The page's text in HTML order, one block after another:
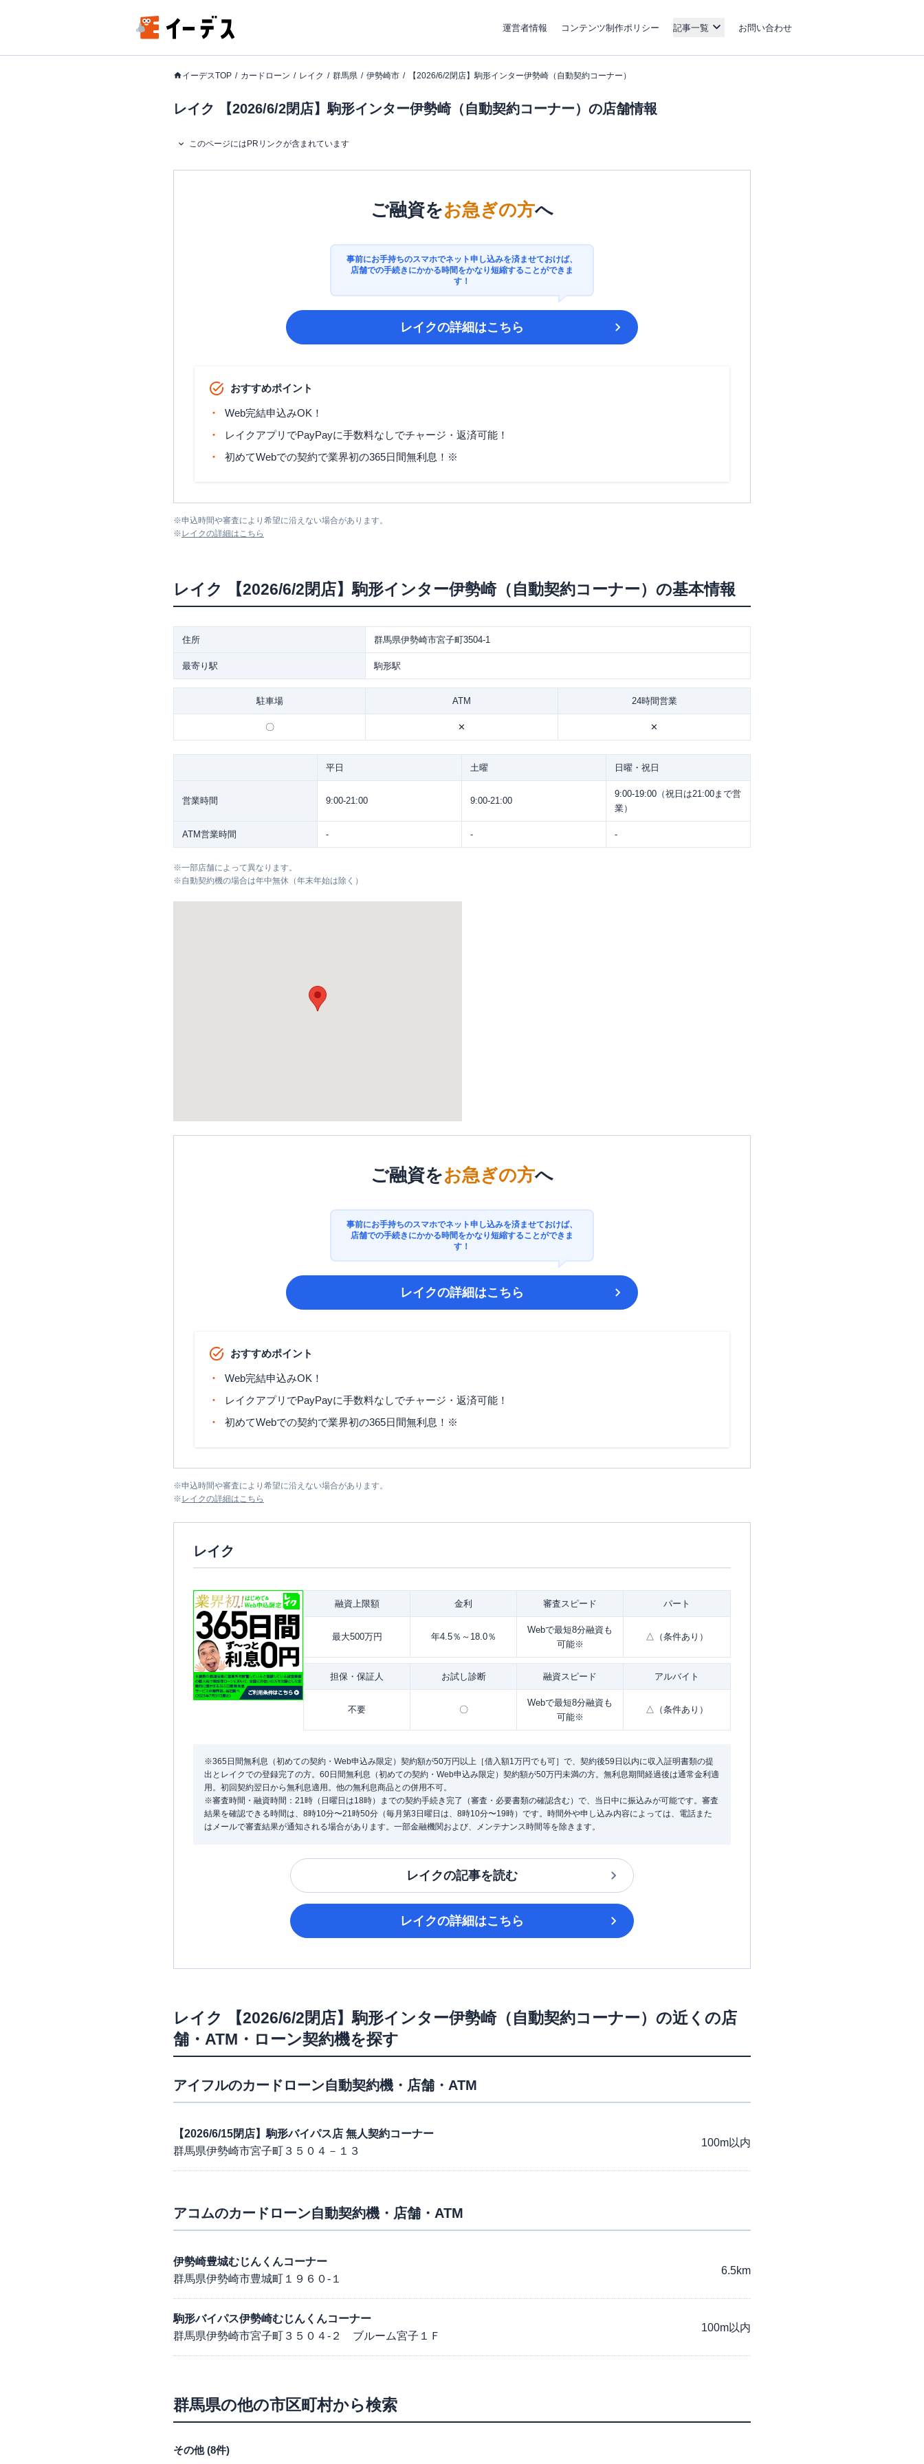
運営者情報 コンテンツ制作ポリシー 記事一覧 お問い合わせ
イーデスTOP カードローン レイク 群馬県 伊勢崎市 【2026/6/2閉店】駒形インター伊勢崎（自動契約コーナー）
レイク 【2026/6/2閉店】駒形インター伊勢崎（自動契約コーナー）の店舗情報
このページにはPRリンクが含まれています
ご融資をお急ぎの方へ
事前にお手持ちのスマホでネット申し込みを済ませておけば、
店舗での手続きにかかる時間をかなり短縮することができま
す！
レイクの詳細はこちら
おすすめポイント
Web完結申込みOK！
レイクアプリでPayPayに手数料なしでチャージ・返済可能！
初めてWebでの契約で業界初の365日間無利息！※
※申込時間や審査により希望に沿えない場合があります。
※ レイクの詳細はこちら
レイク 【2026/6/2閉店】駒形インター伊勢崎（自動契約コーナー） の基本情報
住所 群馬県伊勢崎市宮子町3504-1
最寄り駅 駒形駅
駐車場 ATM 24時間営業
〇 ✕ ✕
平日 土曜 日曜・祝日
営業時間 9:00-21:00 9:00-21:00
9:00-19:00（祝日は21:00まで営
業）
ATM営業時間 - - -
※一部店舗によって異なります。
※自動契約機の場合は年中無休（年末年始は除く）
ご融資をお急ぎの方へ
事前にお手持ちのスマホでネット申し込みを済ませておけば、
店舗での手続きにかかる時間をかなり短縮することができま
す！
レイクの詳細はこちら
おすすめポイント
Web完結申込みOK！
レイクアプリでPayPayに手数料なしでチャージ・返済可能！
初めてWebでの契約で業界初の365日間無利息！※
※申込時間や審査により希望に沿えない場合があります。
※ レイクの詳細はこちら
レイク
融資上限額 金利 審査スピード パート
最大500万円 年4.5％～18.0％
Webで最短8分融資も
可能※
△（条件あり）
担保・ 保証人 お試し診断 融資スピード アルバイト
不要 〇
Webで最短8分融資も
可能※
△（条件あり）
※365日間無利息（初めての契約・Web申込み限定）契約額が50万円以上［借入額1万円でも可］で、契約後59日以内に収入証明書類の提
出とレイクでの登録完了の方。60日間無利息（初めての契約・Web申込み限定）契約額が50万円未満の方。無利息期間経過後は通常金利適
用。初回契約翌日から無利息適用。他の無利息商品との併用不可。
※審査時間・融資時間：21時（日曜日は18時）までの契約手続き完了（審査・必要書類の確認含む）で、当日中に振込みが可能です。審査
結果を確認できる時間は、8時10分〜21時50分（毎月第3日曜日は、8時10分〜19時）です。時間外や申し込み内容によっては、電話また
はメールで審査結果が通知される場合があります。一部金融機関および、メンテナンス時間等を除きます。
レイクの記事を読む
レイクの詳細はこちら
レイク 【2026/6/2閉店】駒形インター伊勢崎（自動契約コーナー） の近くの店
舗・ATM・ローン契約機を探す
アイフルのカードローン自動契約機・店舗・ATM
【2026/6/15閉店】駒形バイパス店 無人契約コーナー
群馬県伊勢崎市宮子町３５０４－１３
100m以内
アコムのカードローン自動契約機・店舗・ATM
伊勢崎豊城むじんくんコーナー
群馬県伊勢崎市豊城町１９６０-１
6.5km
駒形バイパス伊勢崎むじんくんコーナー
群馬県伊勢崎市宮子町３５０４-２ ブルーム宮子１Ｆ
100m以内
群馬県の他の市区町村から検索
その他(8件)